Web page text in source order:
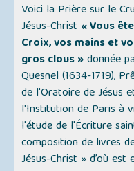
Voici la Prière sur le
Jésus-Christ « Vous
Croix, vos mains et
gros clous »donnée
Quesnel (1634-1719),
de l'Oratoire de Jésus
l'Institution de Paris à
l'étude de l'Écriture
composition de livres
Jésus-Christ »d’où